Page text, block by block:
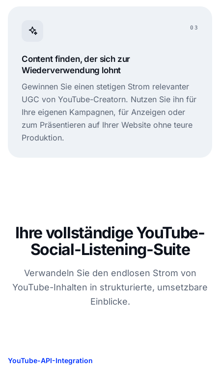
03
Content finden, der sich zur
Wiederverwendung lohnt
Gewinnen Sie einen stetigen Strom relevanter
UGC von YouTube-Creatorn. Nutzen Sie ihn für
Ihre eigenen Kampagnen, für Anzeigen oder
zum Präsentieren auf Ihrer Website ohne teure
Produktion.
Ihre vollständige YouTube-
Social-Listening-Suite
Verwandeln Sie den endlosen Strom von
YouTube-Inhalten in strukturierte, umsetzbare
Einblicke.
YouTube-API-Integration